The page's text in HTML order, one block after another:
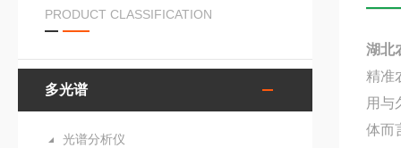
PRODUCT CLASSIFICATION
多光谱
光谱分析仪
湖北
精准
用与
体而